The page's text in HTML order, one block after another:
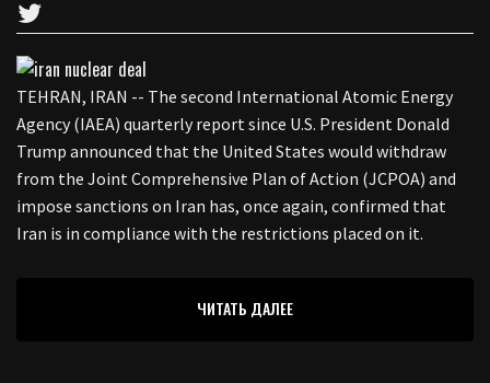
TEHRAN, IRAN -- The second International Atomic Energy
Agency (IAEA) quarterly report since U.S. President Donald
Trump announced that the United States would withdraw
from the Joint Comprehensive Plan of Action (JCPOA) and
impose sanctions on Iran has, once again, confirmed that
Iran is in compliance with the restrictions placed on it.
ЧИТАТЬ ДАЛЕЕ